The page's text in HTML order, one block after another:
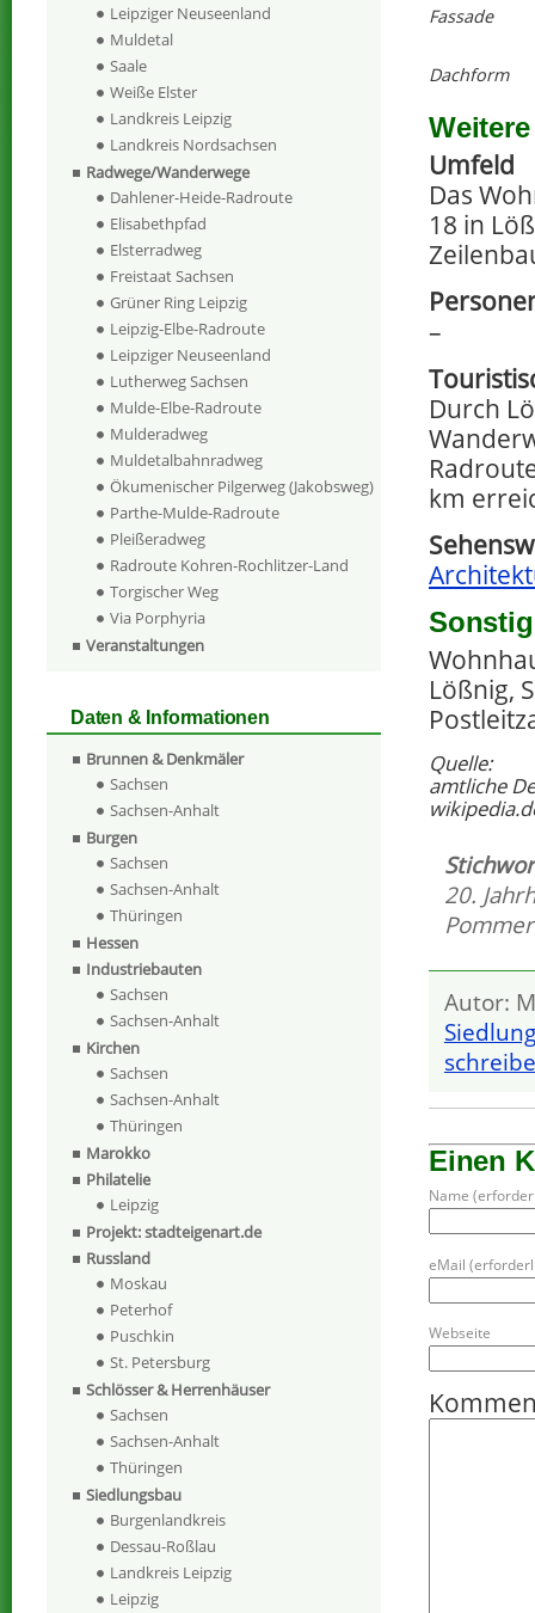
Fassade
Dachform
Umfeld
Das
18 in
–
Durch
km
Lößnig,
Quelle:
amtliche
20.
Pommer
Autor:
Einen
Name
eMail
Webseite
Leipziger Neuseenland
Muldetal
Saale
Weiße Elster
Landkreis Leipzig
Landkreis Nordsachsen
Radwege/Wanderwege
Dahlener-Heide-Radroute
Elisabethpfad
Elsterradweg
Freistaat Sachsen
Grüner Ring Leipzig
Leipzig-Elbe-Radroute
Leipziger Neuseenland
Lutherweg Sachsen
Mulde-Elbe-Radroute
Mulderadweg
Muldetalbahnradweg
Ökumenischer Pilgerweg (Jakobsweg)
Parthe-Mulde-Radroute
Pleißeradweg
Radroute Kohren-Rochlitzer-Land
Torgischer Weg
Via Porphyria
Veranstaltungen
Daten & Informationen
Brunnen & Denkmäler
Sachsen
Sachsen-Anhalt
Burgen
Sachsen
Sachsen-Anhalt
Thüringen
Hessen
Industriebauten
Sachsen
Sachsen-Anhalt
Kirchen
Sachsen
Sachsen-Anhalt
Thüringen
Marokko
Philatelie
Leipzig
Projekt: stadteigenart.de
Russland
Moskau
Peterhof
Puschkin
St. Petersburg
Schlösser & Herrenhäuser
Sachsen
Sachsen-Anhalt
Thüringen
Siedlungsbau
Burgenlandkreis
Dessau-Roßlau
Landkreis Leipzig
Leipzig